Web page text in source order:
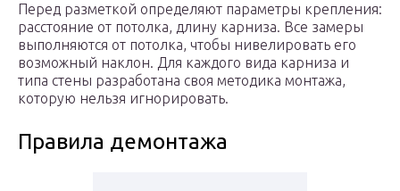
Перед разметкой определяют параметры крепления:
расстояние от потолка, длину карниза. Все замеры
выполняются от потолка, чтобы нивелировать его
возможный наклон. Для каждого вида карниза и
типа стены разработана своя методика монтажа,
которую нельзя игнорировать.
Правила демонтажа